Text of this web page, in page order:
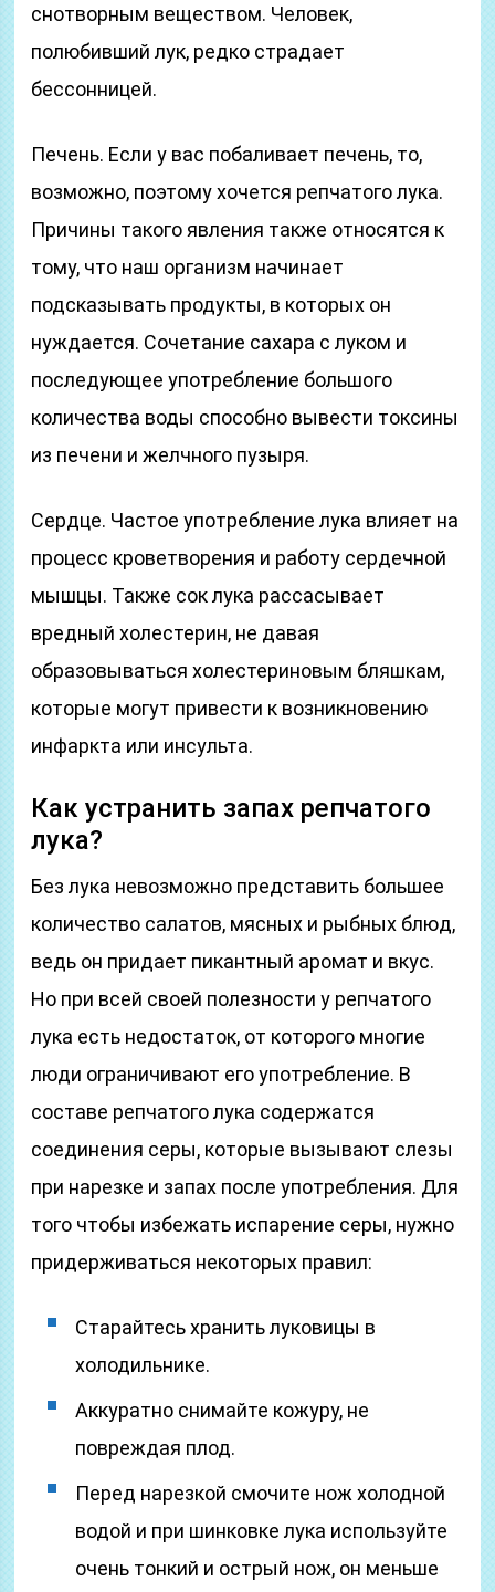
снотворным веществом. Человек,
полюбивший лук, редко страдает
бессонницей.
Печень. Если у вас побаливает печень, то,
возможно, поэтому хочется репчатого лука.
Причины такого явления также относятся к
тому, что наш организм начинает
подсказывать продукты, в которых он
нуждается. Сочетание сахара с луком и
последующее употребление большого
количества воды способно вывести токсины
из печени и желчного пузыря.
Сердце. Частое употребление лука влияет на
процесс кроветворения и работу сердечной
мышцы. Также сок лука рассасывает
вредный холестерин, не давая
образовываться холестериновым бляшкам,
которые могут привести к возникновению
инфаркта или инсульта.
Как устранить запах репчатого
лука?
Без лука невозможно представить большее
количество салатов, мясных и рыбных блюд,
ведь он придает пикантный аромат и вкус.
Но при всей своей полезности у репчатого
лука есть недостаток, от которого многие
люди ограничивают его употребление. В
составе репчатого лука содержатся
соединения серы, которые вызывают слезы
при нарезке и запах после употребления. Для
того чтобы избежать испарение серы, нужно
придерживаться некоторых правил:
Старайтесь хранить луковицы в
холодильнике.
Аккуратно снимайте кожуру, не
повреждая плод.
Перед нарезкой смочите нож холодной
водой и при шинковке лука используйте
очень тонкий и острый нож, он меньше